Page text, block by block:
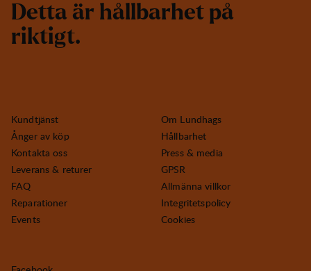
Detta är hållbarhet på
riktigt.
Kundtjänst
Ånger av köp
Kontakta oss
Leverans & returer
FAQ
Reparationer
Events
Om Lundhags
Hållbarhet
Press & media
GPSR
Allmänna villkor
Integritetspolicy
Cookies